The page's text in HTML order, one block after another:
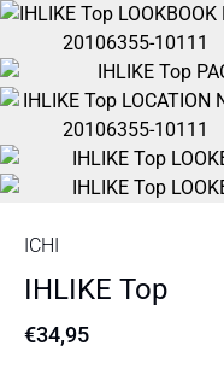
ICHI
IHLIKE Top
€34,95